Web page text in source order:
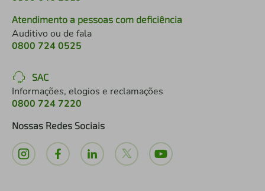
Atendimento a pessoas com deficiência
Auditivo ou de fala
0800 724 0525
SAC
Informações, elogios e reclamações
0800 724 7220
Nossas Redes Sociais